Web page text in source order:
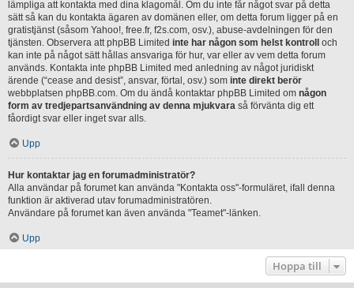
lämpliga att kontakta med dina klagomål. Om du inte får något svar på detta
sätt så kan du kontakta ägaren av domänen eller, om detta forum ligger på en
gratistjänst (såsom Yahoo!, free.fr, f2s.com, osv.), abuse-avdelningen för den
tjänsten. Observera att phpBB Limited inte har någon som helst kontroll
och
kan inte på något sätt hållas ansvariga för hur, var eller av vem detta forum
används. Kontakta inte phpBB Limited med anledning av något juridiskt
ärende (“cease and desist”, ansvar, förtal, osv.) som inte direkt berör
webbplatsen phpBB.com. Om du ändå kontaktar phpBB Limited om någon
form av tredjepartsanvändning av denna mjukvara så förvänta dig ett
fåordigt svar eller inget svar alls.
Upp
Hur kontaktar jag en forumadministratör?
Alla användar på forumet kan använda "Kontakta oss"-formuläret, ifall denna
funktion är aktiverad utav forumadministratören.
Användare på forumet kan även använda "Teamet"-länken.
Upp
Hoppa till